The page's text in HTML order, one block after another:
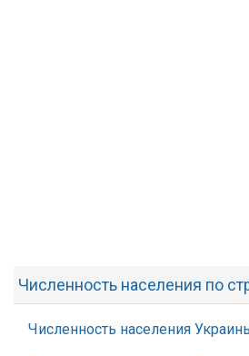
Численность населения по
Численность населения